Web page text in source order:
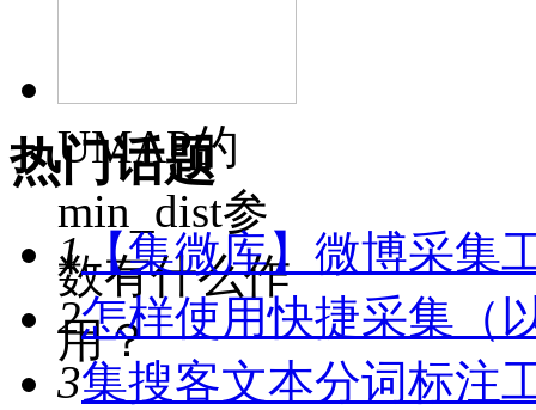
UMAP的
min_dist参
数有什么作
用？
热门话题
1【集微库】微博采集
2怎样使用快捷采集（
3集搜客文本分词标注